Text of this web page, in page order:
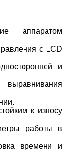
аппаратом
с LCD
и
выравнивания
к износу
работы в
времени и